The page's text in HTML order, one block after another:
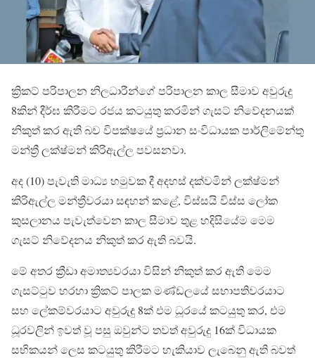
ක්‍රිකට් පරිපාලන නිලධාරීන්ගේ පරිපාලන කාල සීමාව අවුරුදු
8කින් දීර්ඝ කිරීමට රජය කටයුතු කරමින් ගැසට් නිවේදනයක්
නිකුත් කර ඇති බව විපක්ෂයේ ප්‍රධාන සංවිධායක පාර්ලිමේන්තු
මන්ත්‍රී ලක්ෂ්මන් කිරිඇල්ල පවසනවා.
අද (10) පැවැති මාධ්‍ය හමුවක දී අදහස් දක්වමින් ලක්ෂ්මන්
කිරිඇල්ල මන්ත්‍රීවරයා සඳහන් කළේ, විස්සයි විස්ස ලෝක
කුසලානය පැවැත්වෙන කාල සීමාව තුළ හදිසියේම මෙම
ගැසට් නිවේදනය නිකුත් කර ඇති බවයි.
මේ අතර ක්‍රීඩා අමාත්‍යවරයා විසින් නිකුත් කර ඇති මෙම
ගැසට්ටුව හරහා ක්‍රිකට් පාලක මණ්ඩලයේ සභාපතිවරයාට
සහ ලේකම්වරයාට අවුරුදු 8ක් එම ධූරයේ කටයුතු කර, එම
ධූරවලින් ඉවත් වූ පසු ඔවුන්ට තවත් අවුරුදු 16ක් විධායක
සභිකයන් ලෙස කටයුතු කිරීමට හැකියාව ලැබෙනු ඇති බවත්